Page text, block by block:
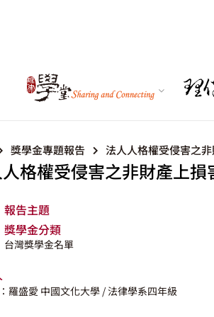
獎學金專題報告 法人人格權受侵害之
格權受侵害之非財產上
報告主題
獎學金分類
台灣獎學金名單
羅盛愛 中國文化大學 / 法律學系四年級